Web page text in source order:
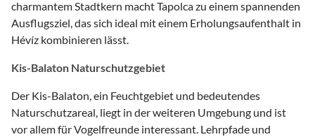
charmantem Stadtkern macht Tapolca zu einem spannenden
Ausflugsziel, das sich ideal mit einem Erholungsaufenthalt in
Hévíz kombinieren lässt.
Kis-Balaton Naturschutzgebiet
Der Kis-Balaton, ein Feuchtgebiet und bedeutendes
Naturschutzareal, liegt in der weiteren Umgebung und ist
vor allem für Vogelfreunde interessant. Lehrpfade und